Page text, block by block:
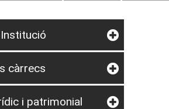
càrrecs
i patrimonial